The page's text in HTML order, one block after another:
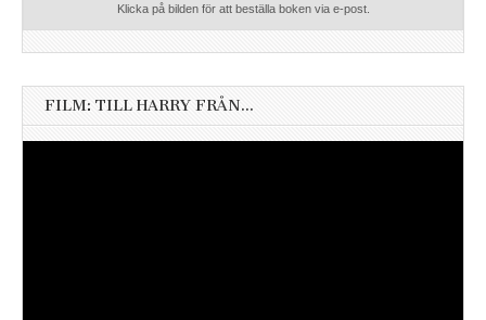
Klicka på bilden för att beställa boken via e-post.
FILM: TILL HARRY FRÅN…